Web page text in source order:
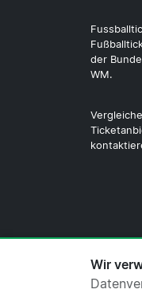
der
WM.
© 2026
Wir